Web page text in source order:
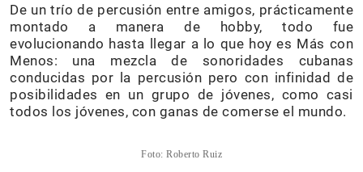
De un trío de percusión entre amigos, prácticamente
montado a manera de hobby, todo fue
evolucionando hasta llegar a lo que hoy es Más con
Menos: una mezcla de sonoridades cubanas
conducidas por la percusión pero con infinidad de
posibilidades en un grupo de jóvenes, como casi
todos los jóvenes, con ganas de comerse el mundo.
Foto: Roberto Ruiz